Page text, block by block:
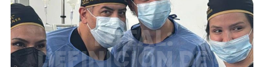
TOTAL:
DEFINICIÓN DE «